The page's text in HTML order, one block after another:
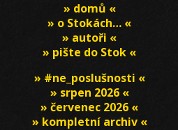
» domů «
» o Stokách… «
» autoři «
» pište do Stok «
» #ne_poslušnosti «
» srpen 2026 «
» červenec 2026 «
» kompletní archiv «